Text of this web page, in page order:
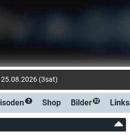
25.08.2026 (3sat)
2 Shop Bilder 32 Links